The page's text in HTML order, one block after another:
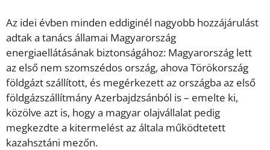
Az idei évben minden eddiginél nagyobb hozzájárulást
adtak a tanács államai Magyarország
energiaellátásának biztonságához: Magyarország lett
az első nem szomszédos ország, ahova Törökország
földgázt szállított, és megérkezett az országba az első
földgázszállítmány Azerbajdzsánból is – emelte ki,
közölve azt is, hogy a magyar olajvállalat pedig
megkezdte a kitermelést az általa működtetett
kazahsztáni mezőn.